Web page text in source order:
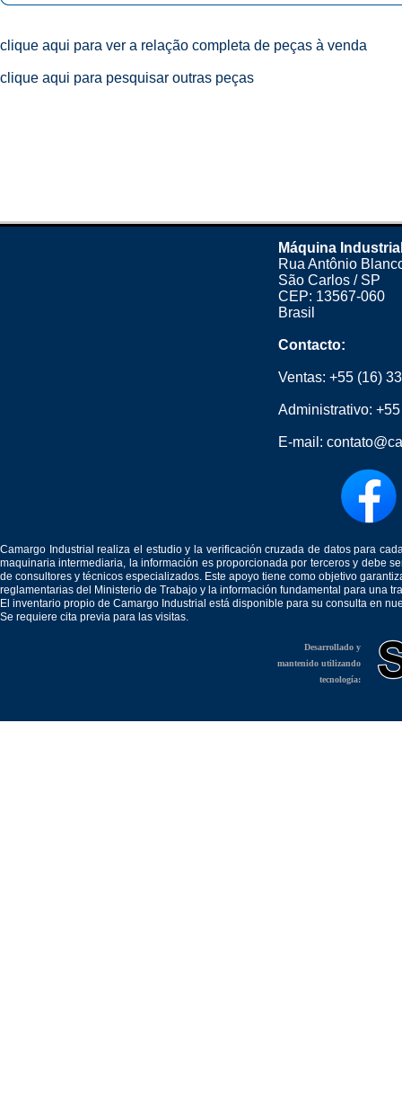
clique aqui para ver a relação completa de peças à venda
clique aqui para pesquisar outras peças
Máquina
Rua Antônio
São Carlos / SP
CEP: 13567-060
Brasil
Contacto:
Ventas: +55 (16)
Administrativo:
E-mail:
Camargo Industrial realiza el estudio y la verificación cruzada de datos para
maquinaria intermediaria, la información es proporcionada por terceros y debe
de consultores y técnicos especializados. Este apoyo tiene como objetivo
reglamentarias del Ministerio de Trabajo y la información fundamental para una
El inventario propio de Camargo Industrial está disponible para su consulta en
Se requiere cita previa para las visitas.
Desarrollado y
mantenido utilizando
tecnología: